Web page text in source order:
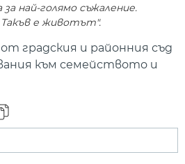
най-голямо съжаление.
Такъв е животът".
градския и районния съд
към семейството и